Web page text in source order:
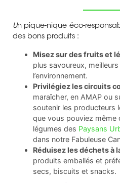
Un pique-nique éco-
des bons produits :
Misez sur des fruits et
plus savoureux,
l’environnement.
Privilégiez les circuits
maraîcher, en AMAP ou
soutenir les producteurs
que vous pouviez même
légumes des Paysans
dans notre Fabuleuse
Réduisez les déchets à
produits emballés et
secs, biscuits et snacks.